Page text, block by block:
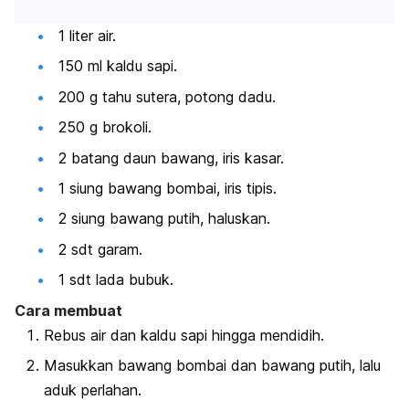
1 liter air.
150 ml kaldu sapi.
200 g tahu sutera, potong dadu.
250 g brokoli.
2 batang daun bawang, iris kasar.
1 siung bawang bombai, iris tipis.
2 siung bawang putih, haluskan.
2 sdt garam.
1 sdt lada bubuk.
Cara membuat
Rebus air dan kaldu sapi hingga mendidih.
Masukkan bawang bombai dan bawang putih, lalu
aduk perlahan.